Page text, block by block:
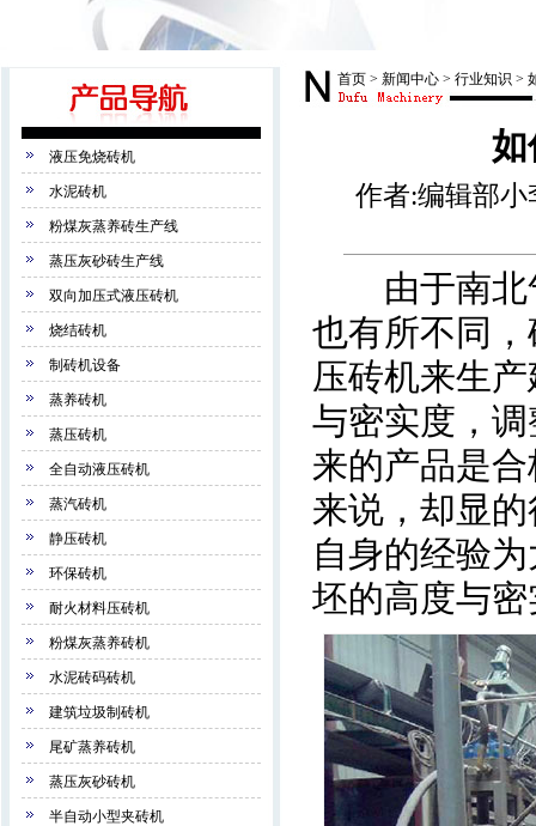
液压免烧砖机
水泥砖机
粉煤灰蒸养砖生产线
蒸压灰砂砖生产线
双向加压式液压砖机
烧结砖机
制砖机设备
蒸养砖机
蒸压砖机
全自动液压砖机
蒸汽砖机
静压砖机
环保砖机
耐火材料压砖机
粉煤灰蒸养砖机
水泥砖码砖机
建筑垃圾制砖机
尾矿蒸养砖机
蒸压灰砂砖机
半自动小型夹砖机
首页 > 新闻中心 > 行业知识 >
如
作者:编辑部
由于南北气
也有所不同
压砖机来生
与密实度，
来的产品是
来说，却显
自身的经验
坯的高度与